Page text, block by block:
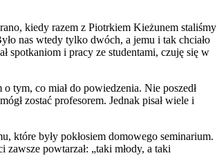
kiedy razem z Piotrkiem Kieżunem staliśmy
nas wtedy tylko dwóch, a jemu i tak chciało
spotkaniom i pracy ze studentami, czuję się w
tym, co miał do powiedzenia. Nie poszedł
zostać profesorem. Jednak pisał wiele i
które były pokłosiem domowego seminarium.
powtarzał: „taki młody, a taki